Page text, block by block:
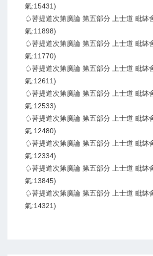
氣:15431)
♤菩提道次第廣論 第五部分 上士道 毗缽
氣:11898)
♤菩提道次第廣論 第五部分 上士道 毗缽
氣:11770)
♤菩提道次第廣論 第五部分 上士道 毗缽
氣:12611)
♤菩提道次第廣論 第五部分 上士道 毗缽
氣:12533)
♤菩提道次第廣論 第五部分 上士道 毗缽
氣:12480)
♤菩提道次第廣論 第五部分 上士道 毗缽
氣:12334)
♤菩提道次第廣論 第五部分 上士道 毗缽
氣:13845)
♤菩提道次第廣論 第五部分 上士道 毗缽
氣:14321)